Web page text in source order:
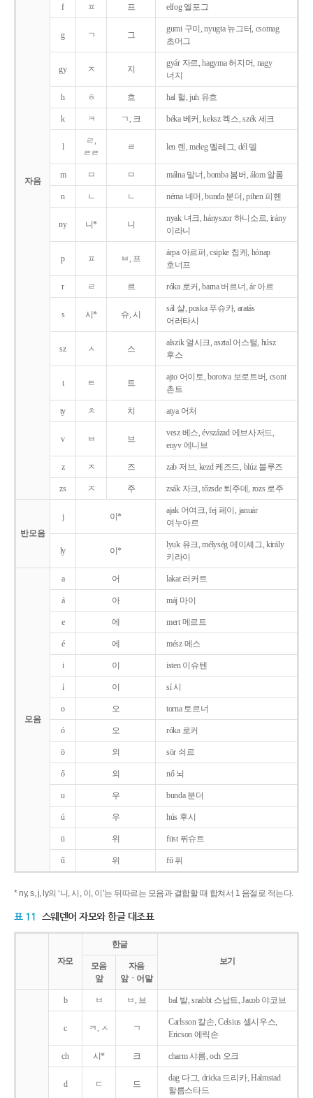
자음
f ㅍ 프 elfog 엘포그
g ㄱ 그
gumi 구미, nyugta 뉴그터, csomag
초머그
gy ㅈ 지
gyár 자르, hagyma 허지머, nagy
너지
h ㅎ 흐 hal 헐, juh 유흐
k ㅋ ㄱ, 크 béka 베커, keksz 켁스, szék 세크
l
ㄹ,
ㄹㄹ
ㄹ len 렌, meleg 멜레그, dél 델
m ㅁ ㅁ málna 말너, bomba 봄버, álom 알롬
n ㄴ ㄴ néma 네머, bunda 분더, pihen 피헨
ny 니* 니
nyak 녀크, hányszor 하니소르, irány
이라니
p ㅍ ㅂ, 프
árpa 아르퍼, csipke 칩케, hónap
호너프
r ㄹ 르 róka 로커, barna 버르너, ár 아르
s 시* 슈, 시
sál 샬, puska 푸슈카, aratás
어러타시
sz ㅅ 스
alszik 얼시크, asztal 어스털, húsz
후스
t ㅌ 트
ajto 어이토, borotva 보로트버, csont
촌트
ty ㅊ 치 atya 어처
v ㅂ 브
vesz 베스, évszázad 에브사저드,
enyv 에니브
z ㅈ 즈 zab 저브, kezd 케즈드, blúz 블루즈
zs ㅈ 주 zsák 자크, tőzsde 퇴주데, rozs 로주
반모음
j 이*
ajak 어여크, fej 페이, január
여누아르
ly 이*
lyuk 유크, mélység 메이셰그, király
키라이
모음
a 어 lakat 러커트
á 아 máj 마이
e 에 mert 메르트
é 에 mész 메스
i 이 isten 이슈텐
í 이 sí 시
o 오 torna 토르너
ó 오 róka 로커
ö 외 sör 쇠르
ő 외 nő 뇌
u 우 bunda 분더
ú 우 hús 후시
ü 위 füst 퓌슈트
ű 위 fű 퓌
* ny, s, j, ly의 ‘니, 시, 이, 이’는 뒤따르는 모음과 결합할 때 합쳐서 1 음절로 적는다.
표 11 스웨덴어 자모와 한글 대조표
자모
한글
보기
모음
앞
자음
앞ㆍ어말
b ㅂ ㅂ, 브 bal 발, snabbt 스납트, Jacob 야코브
c ㅋ, ㅅ ㄱ
Carlsson 칼손, Celsius 셀시우스,
Ericson 에릭손
ch 시* 크 charm 샤름, och 오크
d ㄷ 드
dag 다그, dricka 드리카, Halmstad
할름스타드